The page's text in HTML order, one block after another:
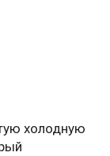
холодную